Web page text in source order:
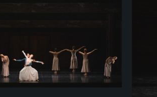
Chester Music Limited